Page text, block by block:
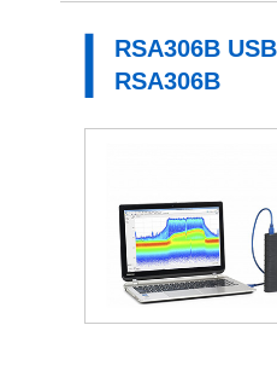
RSA306B
RSA306B